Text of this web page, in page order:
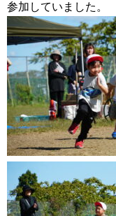
参加していました。